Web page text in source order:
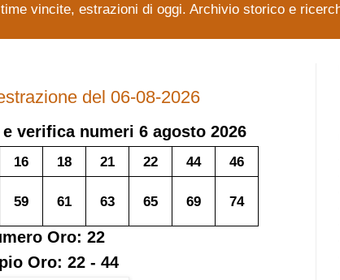
vincite, estrazioni di oggi. Archivio storico e
del 06-08-2026
verifica numeri 6 agosto 2026
16 18 21 22 44
46
59 61 63 65 69 74
Oro: 22
Oro: 22 - 44